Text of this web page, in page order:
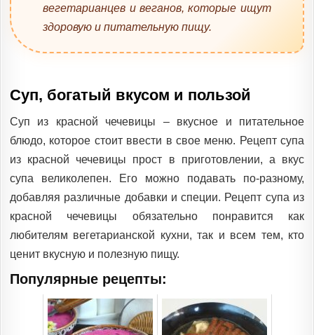
вегетарианцев и веганов, которые ищут
здоровую и питательную пищу.
Суп, богатый вкусом и пользой
Суп из красной чечевицы – вкусное и питательное
блюдо, которое стоит ввести в свое меню. Рецепт супа
из красной чечевицы прост в приготовлении, а вкус
супа великолепен. Его можно подавать по-разному,
добавляя различные добавки и специи. Рецепт супа из
красной чечевицы обязательно понравится как
любителям вегетарианской кухни, так и всем тем, кто
ценит вкусную и полезную пищу.
Популярные рецепты: